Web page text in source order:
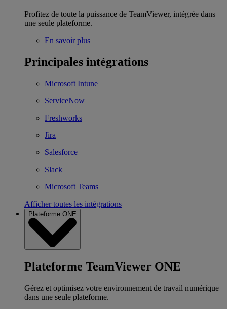
Profitez de toute la puissance de TeamViewer, intégrée dans
une seule plateforme.
En savoir plus
Principales intégrations
Microsoft Intune
ServiceNow
Freshworks
Jira
Salesforce
Slack
Microsoft Teams
Afficher toutes les intégrations
Plateforme ONE
Plateforme TeamViewer ONE
Gérez et optimisez votre environnement de travail numérique
dans une seule plateforme.